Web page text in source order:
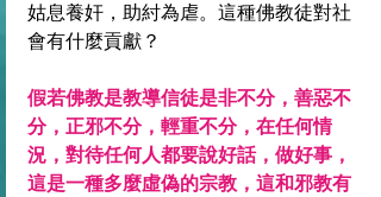
姑息養奸，助紂為虐。這種佛教徒對社
會有什麼貢獻？
假若佛教是教導信徒是非不分，善惡不
分，正邪不分，輕重不分，在任何情
況，對待任何人都要說好話，做好事，
這是一種多麼虛偽的宗教，這和邪教有